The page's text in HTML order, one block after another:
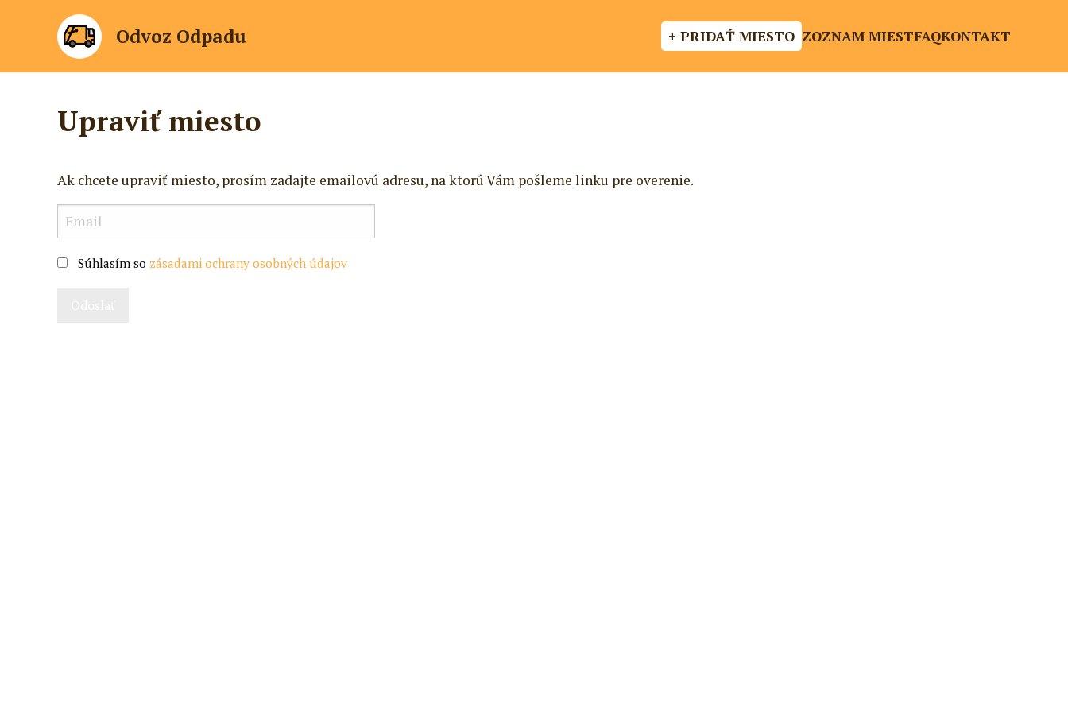
Odvoz Odpadu + PRIDAŤ MIESTO ZOZNAM MIESTFAQKONTAKT
Upraviť miesto
Ak chcete upraviť miesto, prosím zadajte emailovú adresu, na ktorú Vám pošleme linku pre overenie.
Súhlasím so zásadami ochrany osobných údajov